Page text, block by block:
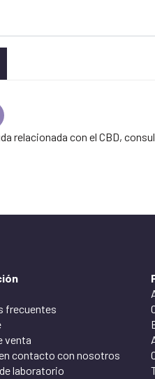
relacionada con el CBD,
frecuentes
venta
contacto con nosotros
laboratorio